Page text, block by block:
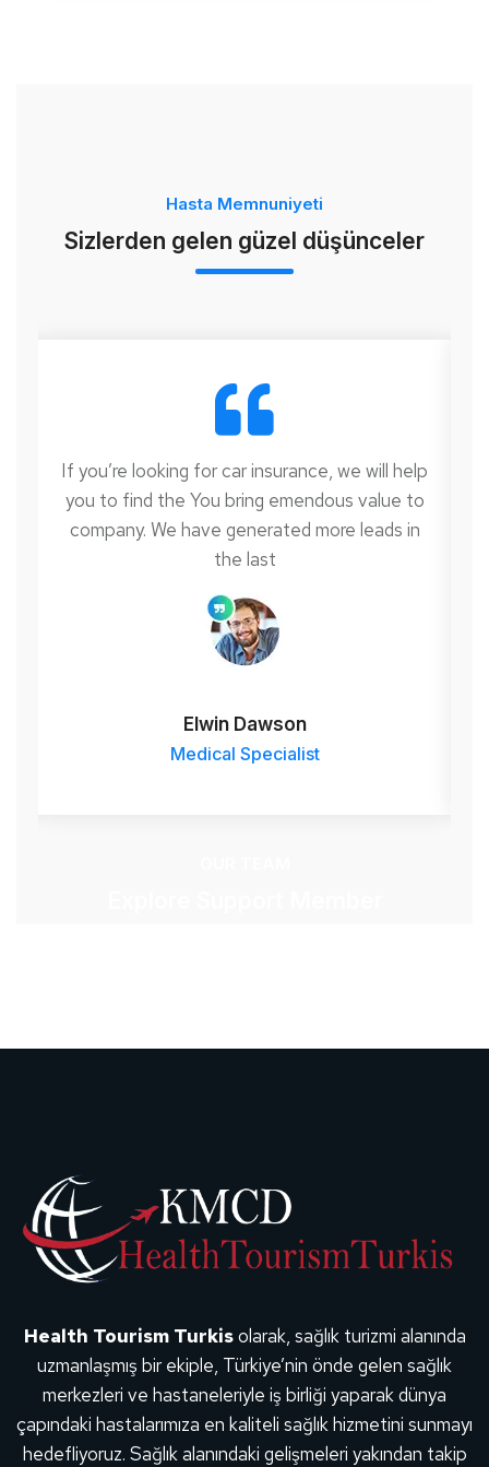
Hasta Memnuniyeti
Sizlerden gelen güzel düşünceler
If you’re looking for car insurance, we will help
you to find the You bring emendous value to
company. We have generated more leads in
the last
Elwin Dawson
Medical Specialist
Health Tourism Turkisolarak, sağlık turizmi alanında
uzmanlaşmış bir ekiple, Türkiye’nin önde gelen sağlık
merkezleri ve hastaneleriyle iş birliği yaparak dünya
çapındaki hastalarımıza en kaliteli sağlık hizmetini sunmayı
hedefliyoruz. Sağlık alanındaki gelişmeleri yakından takip